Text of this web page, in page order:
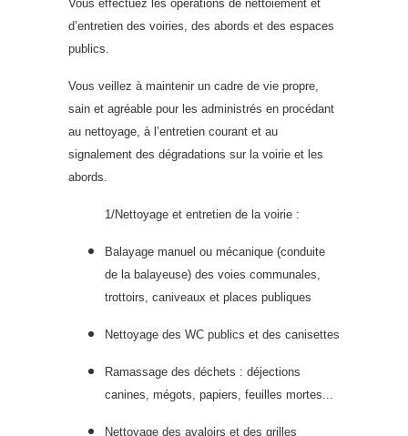
Vous effectuez les opérations de nettoiement et
d’entretien des voiries, des abords et des espaces
publics.
Vous veillez à maintenir un cadre de vie propre,
sain et agréable pour les administrés en procédant
au nettoyage, à l’entretien courant et au
signalement des dégradations sur la voirie et les
abords.
1/Nettoyage et entretien de la voirie :
Balayage manuel ou mécanique (conduite
de la balayeuse) des voies communales,
trottoirs, caniveaux et places publiques
Nettoyage des WC publics et des canisettes
Ramassage des déchets : déjections
canines, mégots, papiers, feuilles mortes...
Nettoyage des avaloirs et des grilles